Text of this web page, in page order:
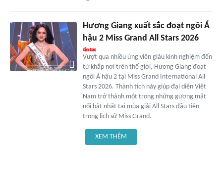
Hương Giang xuất sắc đoạt ngôi Á
hậu 2 Miss Grand All Stars 2026
Vượt qua nhiều ứng viên giàu kinh nghiệm đến
từ khắp nơi trên thế giới, Hương Giang đoạt
ngôi Á hậu 2 tại Miss Grand International All
Stars 2026. Thành tích này giúp đại diện Việt
Nam trở thành một trong những gương mặt
nổi bật nhất tại mùa giải All Stars đầu tiên
trong lịch sử Miss Grand.
XEM THÊM